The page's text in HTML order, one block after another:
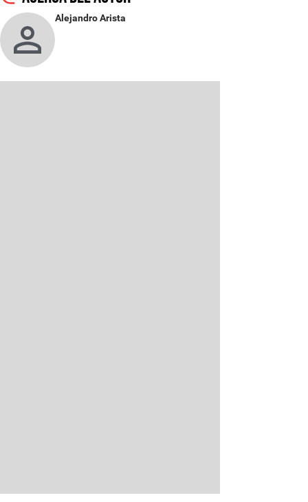
Alejandro Arista